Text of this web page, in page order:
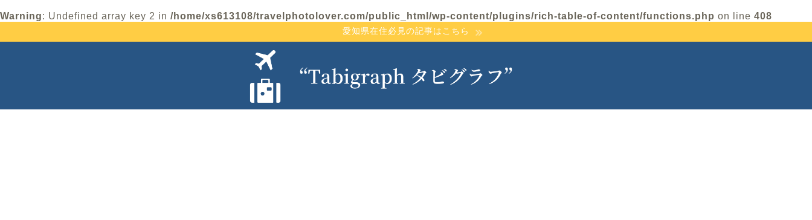
Warning: Undefined array key 2 in /home/xs613108/travelphotolover.com/public_html/wp-content/plugins/rich-table-of-content/functions.php on line 408
愛知県在住必見の記事はこちら